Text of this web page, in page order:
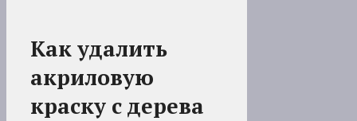
Как удалить
акриловую
краску с дерева